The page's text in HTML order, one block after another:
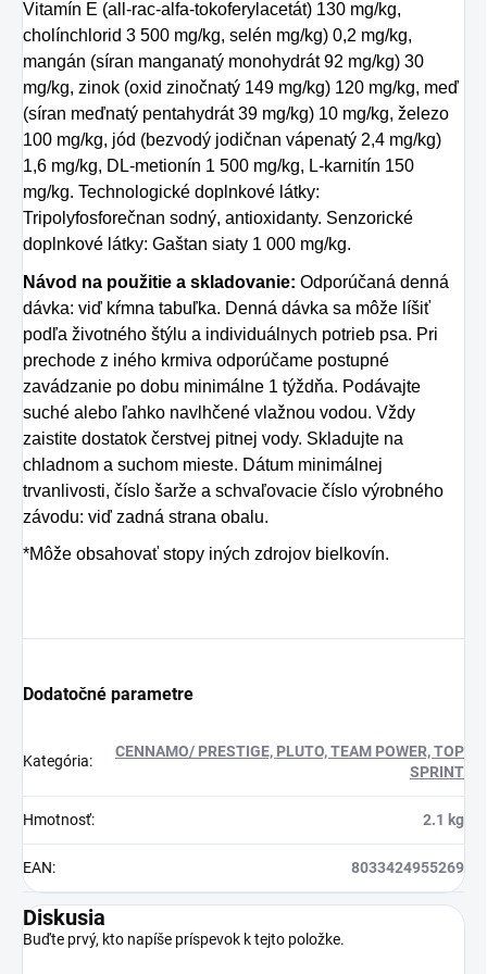
Vitamín E (all-rac-alfa-tokoferylacetát) 130 mg/kg,
cholínchlorid 3 500 mg/kg, selén mg/kg) 0,2 mg/kg,
mangán (síran manganatý monohydrát 92 mg/kg) 30
mg/kg, zinok (oxid zinočnatý 149 mg/kg) 120 mg/kg, meď
(síran meďnatý pentahydrát 39 mg/kg) 10 mg/kg, železo
100 mg/kg, jód (bezvodý jodičnan vápenatý 2,4 mg/kg)
1,6 mg/kg, DL-metionín 1 500 mg/kg, L-karnitín 150
mg/kg. Technologické doplnkové látky:
Tripolyfosforečnan sodný, antioxidanty. Senzorické
doplnkové látky: Gaštan siaty 1 000 mg/kg.
Návod na použitie a skladovanie: Odporúčaná denná
dávka: viď kŕmna tabuľka. Denná dávka sa môže líšiť
podľa životného štýlu a individuálnych potrieb psa. Pri
prechode z iného krmiva odporúčame postupné
zavádzanie po dobu minimálne 1 týždňa. Podávajte
suché alebo ľahko navlhčené vlažnou vodou. Vždy
zaistite dostatok čerstvej pitnej vody. Skladujte na
chladnom a suchom mieste. Dátum minimálnej
trvanlivosti, číslo šarže a schvaľovacie číslo výrobného
závodu: viď zadná strana obalu.
*Môže obsahovať stopy iných zdrojov bielkovín.
Dodatočné parametre
Kategória:
CENNAMO/ PRESTIGE, PLUTO, TEAM POWER, TOP
SPRINT
Hmotnosť: 2.1 kg
EAN: 8033424955269
Diskusia
Buďte prvý, kto napíše príspevok k tejto položke.